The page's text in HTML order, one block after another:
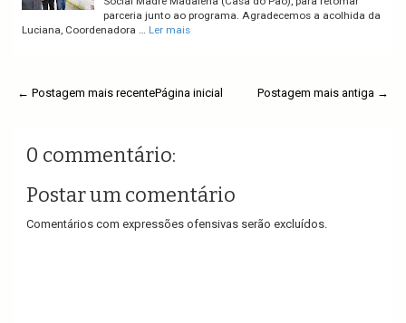
parceria junto ao programa. Agradecemos a acolhida da
Luciana, Coordenadora … Ler mais
← Postagem mais recente Postagem mais antiga →
Página inicial
0 commentário:
Postar um comentário
Comentários com expressões ofensivas serão excluídos.